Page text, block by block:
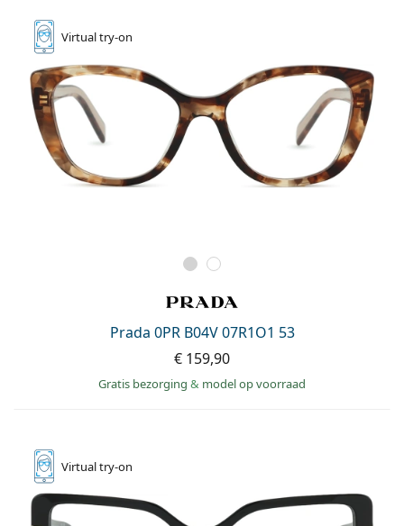
Virtualtry-on
Prada 0PR B04V 07R1O1 53
€ 159,90
Gratis bezorging & model op voorraad
Virtualtry-on